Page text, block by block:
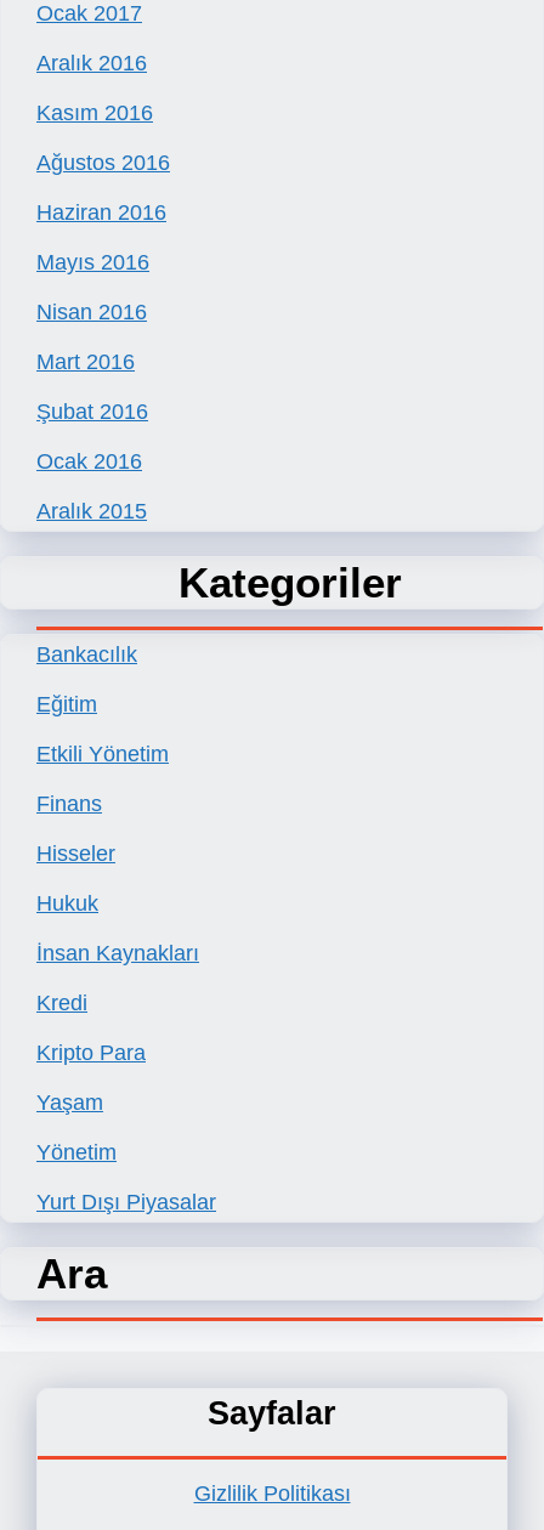
Ocak 2017
Aralık 2016
Kasım 2016
Ağustos 2016
Haziran 2016
Mayıs 2016
Nisan 2016
Mart 2016
Şubat 2016
Ocak 2016
Aralık 2015
Kategoriler
Bankacılık
Eğitim
Etkili Yönetim
Finans
Hisseler
Hukuk
İnsan Kaynakları
Kredi
Kripto Para
Yaşam
Yönetim
Yurt Dışı Piyasalar
Ara
Sayfalar
Gizlilik Politikası